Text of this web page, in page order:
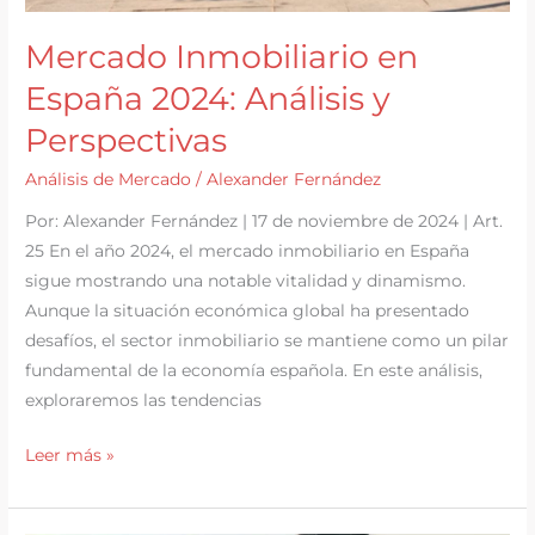
Mercado Inmobiliario en
España 2024: Análisis y
Perspectivas
Análisis de Mercado /Alexander Fernández
Por: Alexander Fernández | 17 de noviembre de 2024 | Art.
25 En el año 2024, el mercado inmobiliario en España
sigue mostrando una notable vitalidad y dinamismo.
Aunque la situación económica global ha presentado
desafíos, el sector inmobiliario se mantiene como un pilar
fundamental de la economía española. En este análisis,
exploraremos las tendencias
Mercado
en
Leer más »